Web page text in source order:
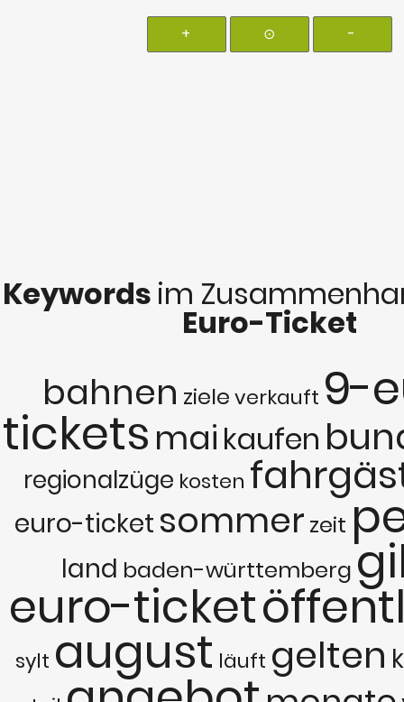
+ ⊙ -
Keywords im
Euro-Ticket
bahnen zieleverkauft 9-
ticketsmai kaufen
regionalzüge kosten
euro-ticket sommer zeit
land baden-württemberg
euro-ticket
sylt august läuft gelten